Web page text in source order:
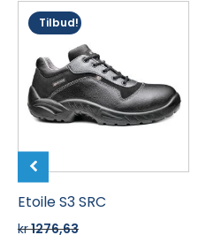
Tilbud!
Etoile S3 SRC
kr1276,63
Dette
produktet
flere
varianter.
Alternativene
velges
på
produktsiden